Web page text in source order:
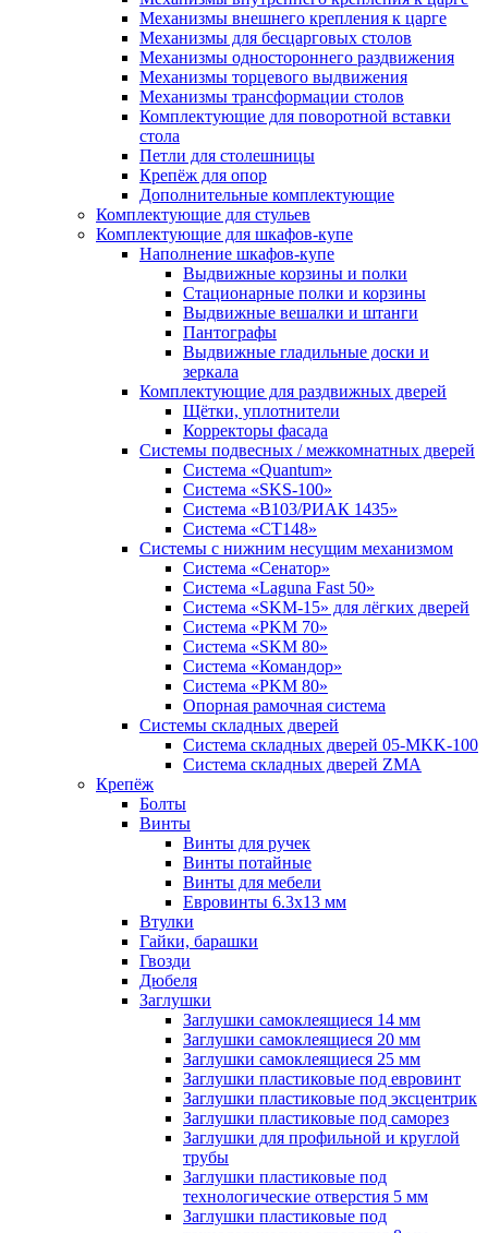
Механизмы внешнего крепления к царге
Механизмы для бесцарговых столов
Механизмы одностороннего раздвижения
Механизмы торцевого выдвижения
Механизмы трансформации столов
Комплектующие для поворотной вставки
стола
Петли для столешницы
Крепёж для опор
Дополнительные комплектующие
Комплектующие для стульев
Комплектующие для шкафов-купе
Наполнение шкафов-купе
Выдвижные корзины и полки
Стационарные полки и корзины
Выдвижные вешалки и штанги
Пантографы
Выдвижные гладильные доски и
зеркала
Комплектующие для раздвижных дверей
Щётки, уплотнители
Корректоры фасада
Системы подвесных / межкомнатных дверей
Система «Quantum»
Система «SKS-100»
Система «B103/РИАК 1435»
Система «СТ148»
Системы с нижним несущим механизмом
Система «Сенатор»
Система «Laguna Fast 50»
Система «SKM-15» для лёгких дверей
Система «PKM 70»
Система «SKM 80»
Система «Командор»
Система «PKM 80»
Опорная рамочная система
Системы складных дверей
Система складных дверей 05-MKK-100
Система складных дверей ZMA
Крепёж
Болты
Винты
Винты для ручек
Винты потайные
Винты для мебели
Евровинты 6.3х13 мм
Втулки
Гайки, барашки
Гвозди
Дюбеля
Заглушки
Заглушки самоклеящиеся 14 мм
Заглушки самоклеящиеся 20 мм
Заглушки самоклеящиеся 25 мм
Заглушки пластиковые под евровинт
Заглушки пластиковые под эксцентрик
Заглушки пластиковые под саморез
Заглушки для профильной и круглой
трубы
Заглушки пластиковые под
технологические отверстия 5 мм
Заглушки пластиковые под